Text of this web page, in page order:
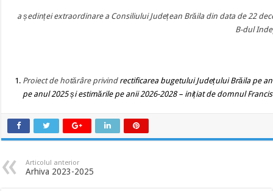
a ședinței extraordinare a Consiliului Județean Brăila din data de 22
B-dul
Proiect de hotărâre privind rectificarea bugetului Județului Brăila pe
pe anul 2025 și estimările pe anii 2026-2028 – inițiat de domnul
Articolul anterior
Arhiva 2023-2025